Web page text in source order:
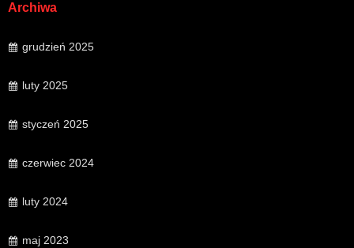
Archiwa
grudzień 2025
luty 2025
styczeń 2025
czerwiec 2024
luty 2024
maj 2023